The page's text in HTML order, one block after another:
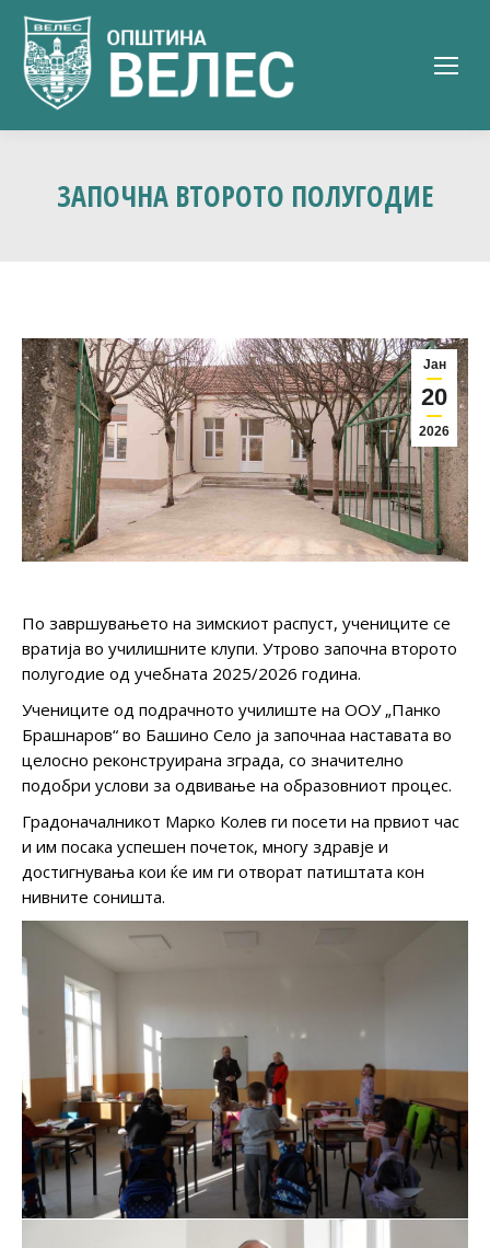
ЗАПОЧНА ВТОРОТО ПОЛУГОДИЕ
Јан
20
2026
По завршувањето на зимскиот распуст, учениците се
вратија во училишните клупи. Утрово започна второто
полугодие од учебната 2025/2026 година.
Учениците од подрачното училиште на ООУ „Панко
Брашнаров“ во Башино Село ја започнаа наставата во
целосно реконструирана зграда, со значително
подобри услови за одвивање на образовниот процес.
Градоначалникот Марко Колев ги посети на првиот час
и им посака успешен почеток, многу здравје и
достигнувања кои ќе им ги отворат патиштата кон
нивните соништа.